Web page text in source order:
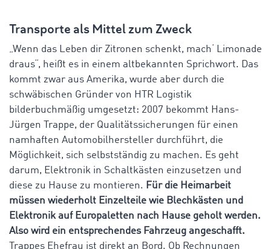
Transporte als Mittel zum Zweck
„Wenn das Leben dir Zitronen schenkt, mach‘ Limonade
draus“, heißt es in einem altbekannten Sprichwort. Das
kommt zwar aus Amerika, wurde aber durch die
schwäbischen Gründer von HTR Logistik
bilderbuchmäßig umgesetzt: 2007 bekommt Hans-
Jürgen Trappe, der Qualitätssicherungen für einen
namhaften Automobilhersteller durchführt, die
Möglichkeit, sich selbstständig zu machen. Es geht
darum, Elektronik in Schaltkästen einzusetzen und
diese zu Hause zu montieren. Für die Heimarbeit
müssen wiederholt Einzelteile wie Blechkästen und
Elektronik auf Europaletten nach Hause geholt werden.
Also wird ein entsprechendes Fahrzeug angeschafft.
Trappes Ehefrau ist direkt an Bord. Ob Rechnungen